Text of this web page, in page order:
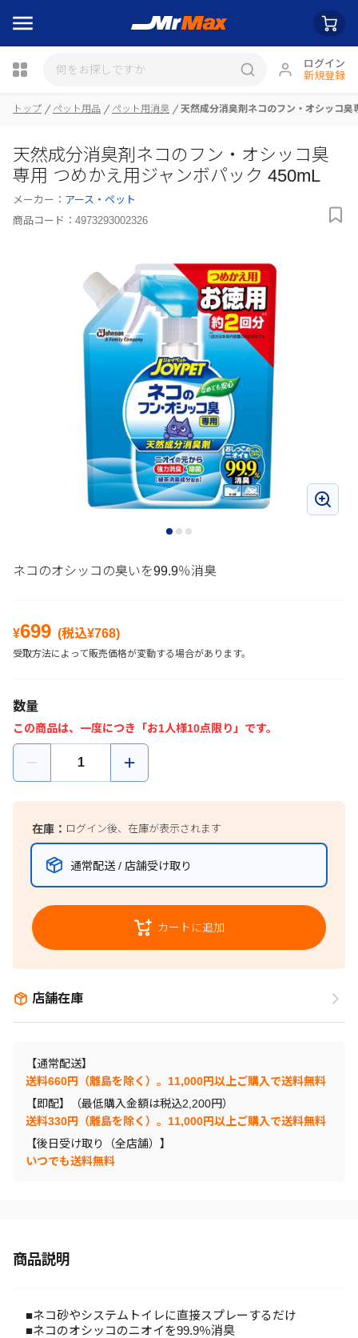
ログイン
新規登録
トップ ペット用品 ペット用消臭 天然成分消臭剤ネコのフン・オシッコ
天然成分消臭剤ネコのフン・オシッコ臭
専用 つめかえ用ジャンボパック 450mL
メーカー： アース・ペット
商品コード： 4973293002326
ネコのオシッコの臭いを99.9％消臭
¥699 (税込¥768)
受取方法によって販売価格が変動する場合があります。
数量
この商品は、一度につき「お1人様10点限り」です。
在庫： ログイン後、在庫が表示されます
通常配送 / 店舗受け取り
カートに追加
店舗在庫
【通常配送】
送料660円（離島を除く）。11,000円以上ご購入で送料無料
【即配】（最低購入金額は税込2,200円）
送料330円（離島を除く）。11,000円以上ご購入で送料無料
【後日受け取り（全店舗）】
いつでも送料無料
商品説明
■ネコ砂やシステムトイレに直接スプレーするだけ
■ネコのオシッコのニオイを99.9％消臭